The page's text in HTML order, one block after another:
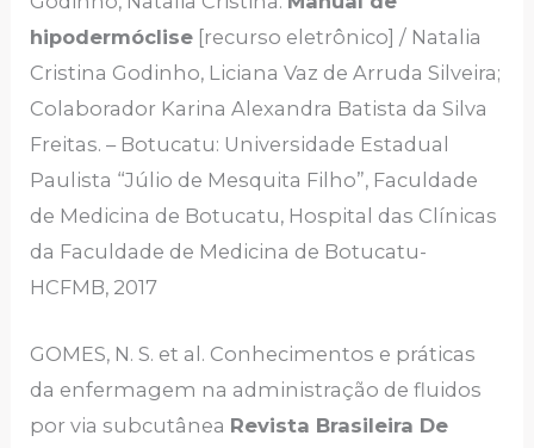
hipodermóclise [recurso eletrônico] / Natalia
Cristina Godinho, Liciana Vaz de Arruda Silveira;
Colaborador Karina Alexandra Batista da Silva
Freitas. – Botucatu: Universidade Estadual
Paulista “Júlio de Mesquita Filho”, Faculdade
de Medicina de Botucatu, Hospital das Clínicas
da Faculdade de Medicina de Botucatu-
HCFMB, 2017
GOMES, N. S. et al. Conhecimentos e práticas
da enfermagem na administração de fluidos
por via subcutânea Revista Brasileira De